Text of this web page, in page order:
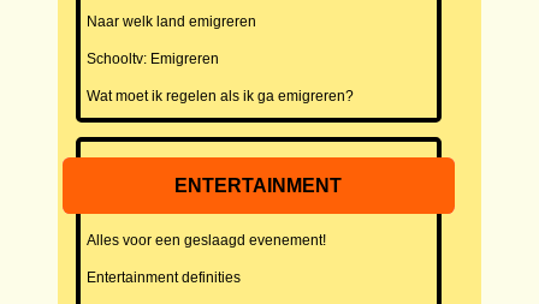
Naar welk land emigreren
Schooltv: Emigreren
Wat moet ik regelen als ik ga emigreren?
ENTERTAINMENT
Alles voor een geslaagd evenement!
Entertainment definities